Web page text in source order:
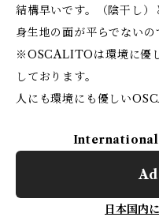
結構早いです。（陰干し）
身生地の面が平らでないの
※OSCALITOは環境に優
しております。
人にも環境にも優しい
日本国内